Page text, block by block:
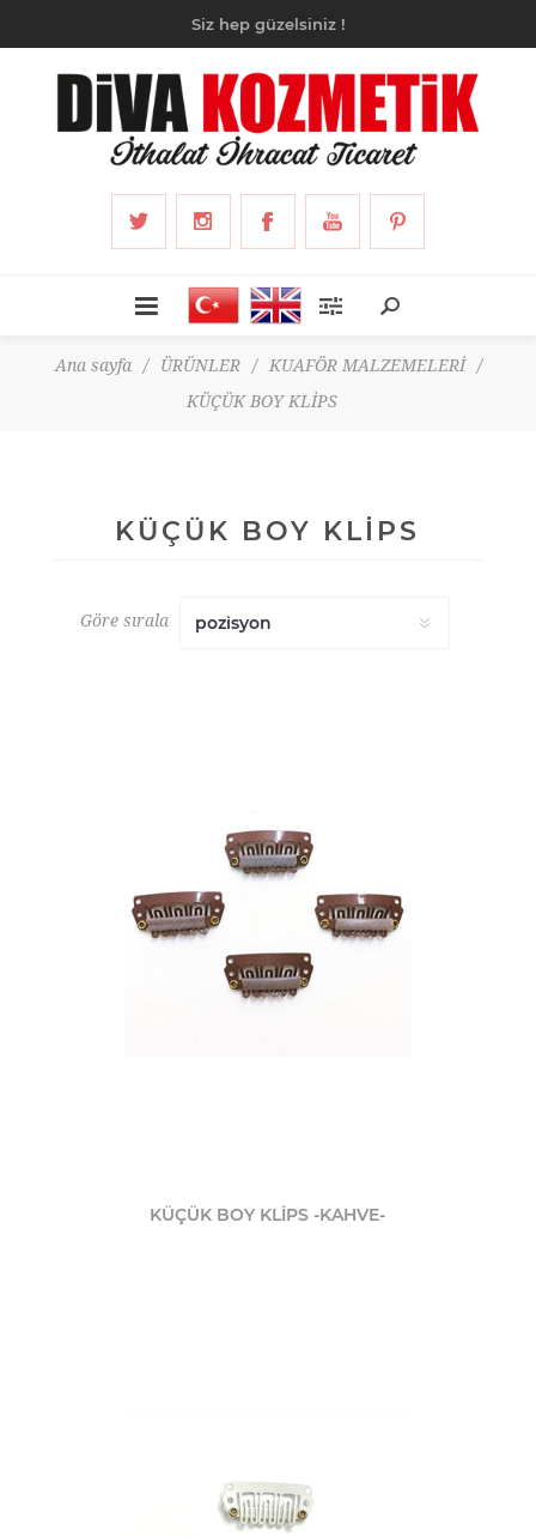
Siz hep güzelsiniz !
Ana sayfa / ÜRÜNLER / KUAFÖR MALZEMELERİ
/
KÜÇÜK BOY KLİPS
KÜÇÜK BOY KLİPS
Göre sırala
KÜÇÜK BOY KLİPS -KAHVE-